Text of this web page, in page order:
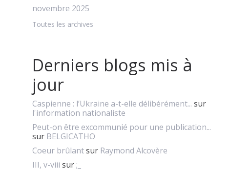
novembre 2025
Toutes les archives
Derniers blogs mis à
jour
Caspienne : l’Ukraine a-t-elle délibérément... sur
l'information nationaliste
Peut-on être excommunié pour une publication...
sur BELGICATHO
Coeur brûlantsur Raymond Alcovère
III, v-viii sur;_